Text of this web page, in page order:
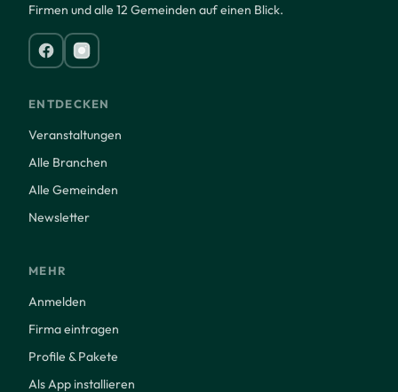
Firmen und alle 12 Gemeinden auf einen Blick.
ENTDECKEN
Veranstaltungen
Alle Branchen
Alle Gemeinden
Newsletter
MEHR
Anmelden
Firma eintragen
Profile & Pakete
Als App installieren